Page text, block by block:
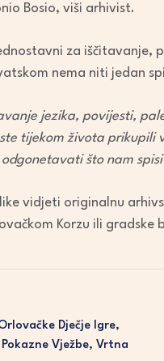
Bosio, viši arhivist.
za
nema niti jedan
jezika, povijesti,
tijekom života
što nam
vidjeti originalnu
Korzu ili gradske
Dječje Igre,
Vježbe, Vrtna